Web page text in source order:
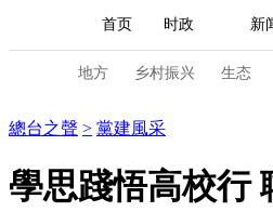
首页 时政 新
人民领袖习近平
直播 栏目大全
海外频道 iPanda
地方 乡村振兴 生态
總台之聲 > 黨建風采
學思踐悟高校行